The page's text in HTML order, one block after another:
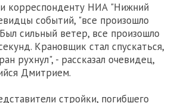
корреспонденту НИА "Нижний
событий, "все произошло
сильный ветер, все произошло
Крановщик стал спускаться,
рухнул", - рассказал очевидец,
Дмитрием.
стройки, погибшего